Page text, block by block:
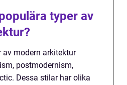
typer av
av modern arkitektur
postmodernism,
Dessa stilar har olika